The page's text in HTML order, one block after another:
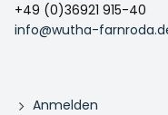
+49 (0)36921 915-40
info@wutha-
Anmelden